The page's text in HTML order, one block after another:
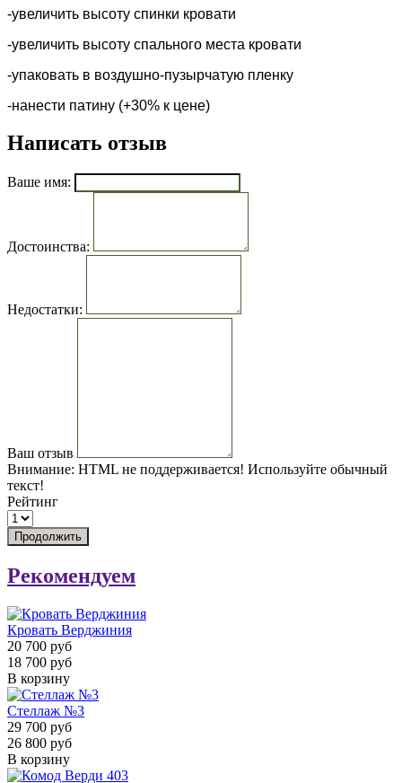
-увеличить высоту спинки кровати
-увеличить высоту спального места кровати
-упаковать в воздушно-пузырчатую пленку
-нанести патину (+30% к цене)
Написать отзыв
Ваше имя:
Достоинства:
Недостатки:
Ваш отзыв
Внимание: HTML не поддерживается! Используйте обычный
текст!
Рейтинг
Продолжить
Рекомендуем
Кровать Верджиния
20 700 руб
18 700 руб
В корзину
Стеллаж №3
29 700 руб
26 800 руб
В корзину